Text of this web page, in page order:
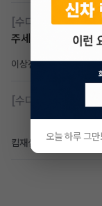
[수다방]
Gv70 승계
주세요
이상진11시간 전조회
[수다방] 소렌토
킴재섭 8시간 전 조회 82
오늘 하루 그만